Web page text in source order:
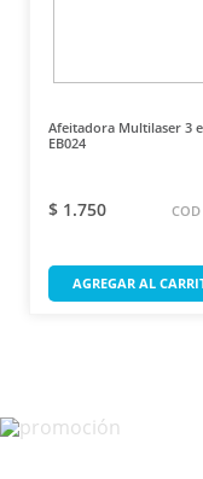
Afeitadora Multilaser 3 en 1
EB024
$ 1.750
AGREGAR AL